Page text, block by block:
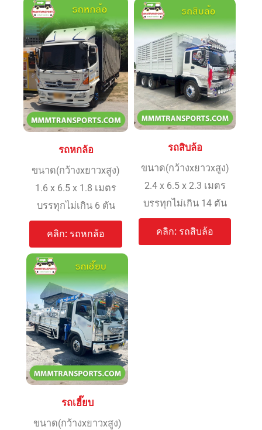
รถหกล้อ
ขนาด(กว้างxยาวxสูง)
1.6 x 6.5 x 1.8 เมตร
บรรทุกไม่เกิน 6 ตัน
คลิก: รถหกล้อ
รถสิบล้อ
ขนาด(กว้างxยาวxสูง)
2.4 x 6.5 x 2.3 เมตร
บรรทุกไม่เกิน 14 ตัน
คลิก: รถสิบล้อ
รถเฮี๊ยบ
ขนาด(กว้างxยาวxสูง)